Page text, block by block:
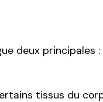
deux principales
tissus du